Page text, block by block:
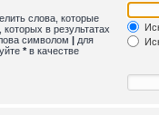
слова, которые
которых в результатах
символом | для
* в качестве